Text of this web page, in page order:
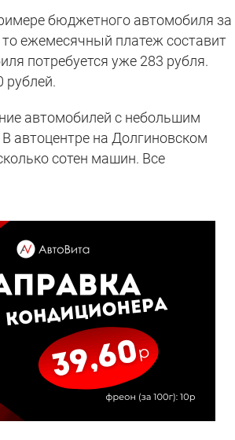
бюджетного автомобиля за
ежемесячный платеж составит
потребуется уже 283 рубля.
рублей.
автомобилей с небольшим
автоцентре на Долгиновском
сотен машин. Все